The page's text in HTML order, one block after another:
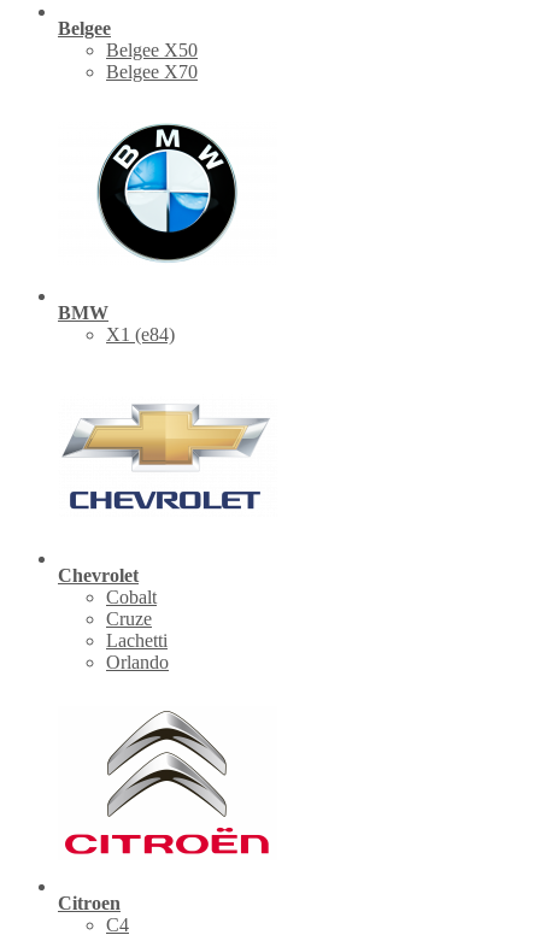
Belgee
Belgee X50
Belgee X70
BMW
X1 (е84)
Chevrolet
Cobalt
Cruze
Lachetti
Orlando
Citroen
C4